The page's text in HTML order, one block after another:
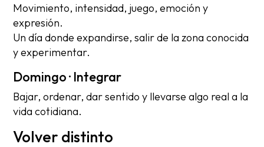
Movimiento, intensidad, juego, emoción y
expresión.
Un día donde expandirse, salir de la zona conocida
y experimentar.
Domingo · Integrar
Bajar, ordenar, dar sentido y llevarse algo real a la
vida cotidiana.
Volver distinto